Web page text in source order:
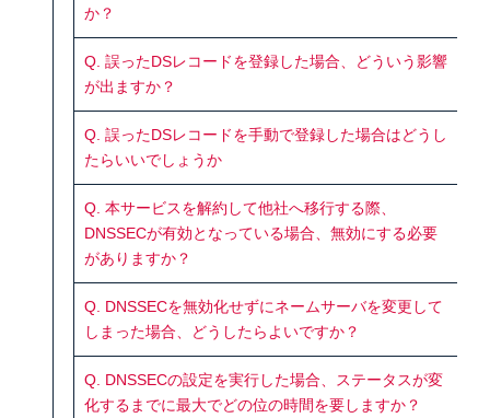
か？
Q. 誤ったDSレコードを登録した場合、どういう影響
が出ますか？
Q. 誤ったDSレコードを手動で登録した場合はどうし
たらいいでしょうか
Q. 本サービスを解約して他社へ移行する際、
DNSSECが有効となっている場合、無効にする必要
がありますか？
Q. DNSSECを無効化せずにネームサーバを変更して
しまった場合、どうしたらよいですか？
Q. DNSSECの設定を実行した場合、ステータスが変
化するまでに最大でどの位の時間を要しますか？